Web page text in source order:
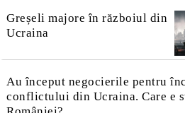
Greșeli majore în războiul din
Ucraina
Au început negocierile pentru
conflictului din Ucraina. Care e